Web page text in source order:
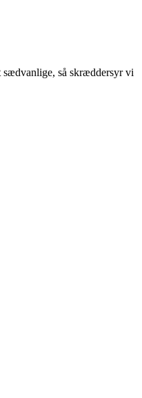
sædvanlige, så skræddersyr vi